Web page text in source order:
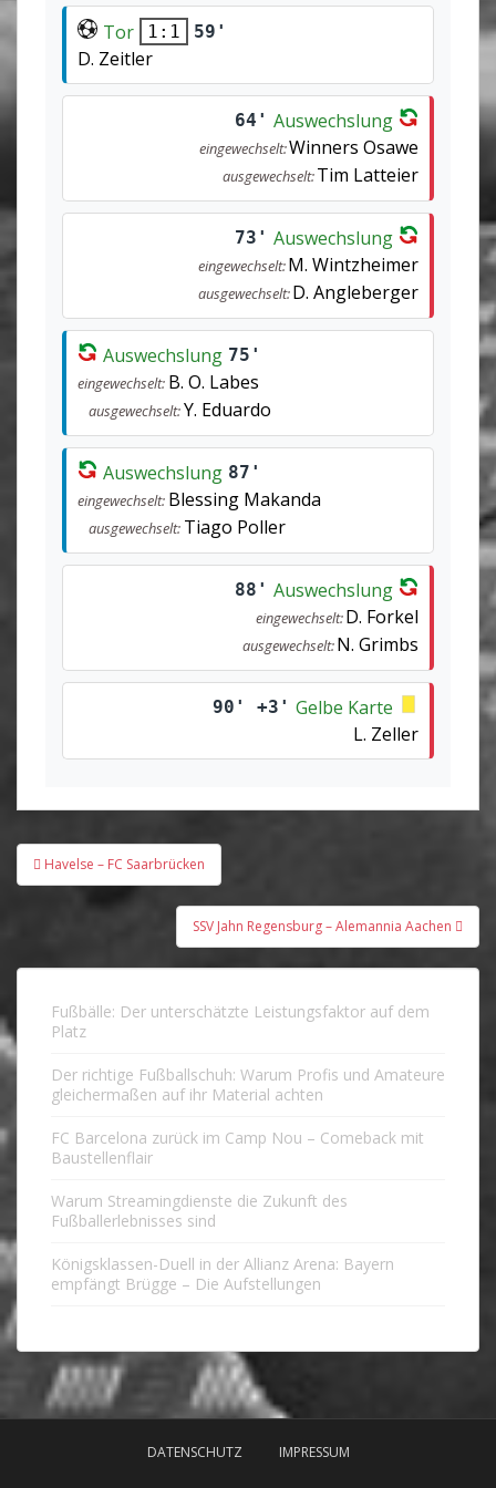
Tor 1:1 59'
D. Zeitler
64' Auswechslung
eingewechselt:Winners Osawe
ausgewechselt:Tim Latteier
73' Auswechslung
eingewechselt:M. Wintzheimer
ausgewechselt:D. Angleberger
Auswechslung 75'
eingewechselt: B. O. Labes
ausgewechselt:Y. Eduardo
Auswechslung 87'
eingewechselt: Blessing Makanda
ausgewechselt: Tiago Poller
88' Auswechslung
eingewechselt:D. Forkel
ausgewechselt:N. Grimbs
90' +3' Gelbe Karte
L. Zeller
Beitragsnavigation
Havelse – FC Saarbrücken
SSV Jahn Regensburg – Alemannia Aachen
Fußbälle: Der unterschätzte Leistungsfaktor auf dem
Platz
Der richtige Fußballschuh: Warum Profis und Amateure
gleichermaßen auf ihr Material achten
FC Barcelona zurück im Camp Nou – Comeback mit
Baustellenflair
Warum Streamingdienste die Zukunft des
Fußballerlebnisses sind
Königsklassen-Duell in der Allianz Arena: Bayern
empfängt Brügge – Die Aufstellungen
DATENSCHUTZ IMPRESSUM